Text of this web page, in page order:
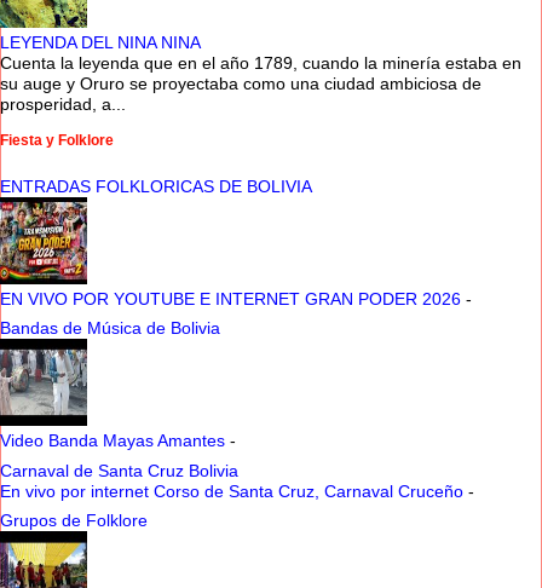
LEYENDA DEL NINA NINA
Cuenta la leyenda que en el año 1789, cuando la minería estaba en
su auge y Oruro se proyectaba como una ciudad ambiciosa de
prosperidad, a...
Fiesta y Folklore
ENTRADAS FOLKLORICAS DE BOLIVIA
EN VIVO POR YOUTUBE E INTERNET GRAN PODER 2026 -
Bandas de Música de Bolivia
Video Banda Mayas Amantes -
Carnaval de Santa Cruz Bolivia
En vivo por internet Corso de Santa Cruz, Carnaval Cruceño -
Grupos de Folklore